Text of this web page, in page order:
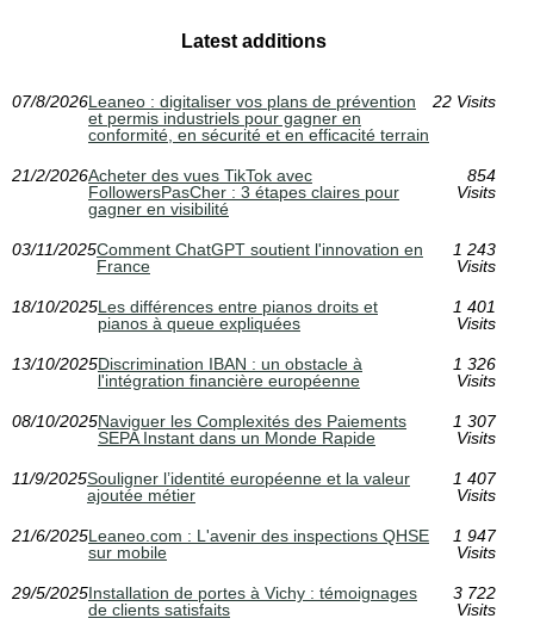
Latest additions
07/8/2026Leaneo : digitaliser vos plans de prévention
et permis industriels pour gagner en
conformité, en sécurité et en efficacité terrain
22 Visits
21/2/2026Acheter des vues TikTok avec
FollowersPasCher : 3 étapes claires pour
gagner en visibilité
854
Visits
03/11/2025Comment ChatGPT soutient l'innovation en
France
1 243
Visits
18/10/2025Les différences entre pianos droits et
pianos à queue expliquées
1 401
Visits
13/10/2025Discrimination IBAN : un obstacle à
l'intégration financière européenne
1 326
Visits
08/10/2025Naviguer les Complexités des Paiements
SEPA Instant dans un Monde Rapide
1 307
Visits
11/9/2025Souligner l’identité européenne et la valeur
ajoutée métier
1 407
Visits
21/6/2025Leaneo.com : L'avenir des inspections QHSE
sur mobile
1 947
Visits
29/5/2025Installation de portes à Vichy : témoignages
de clients satisfaits
3 722
Visits